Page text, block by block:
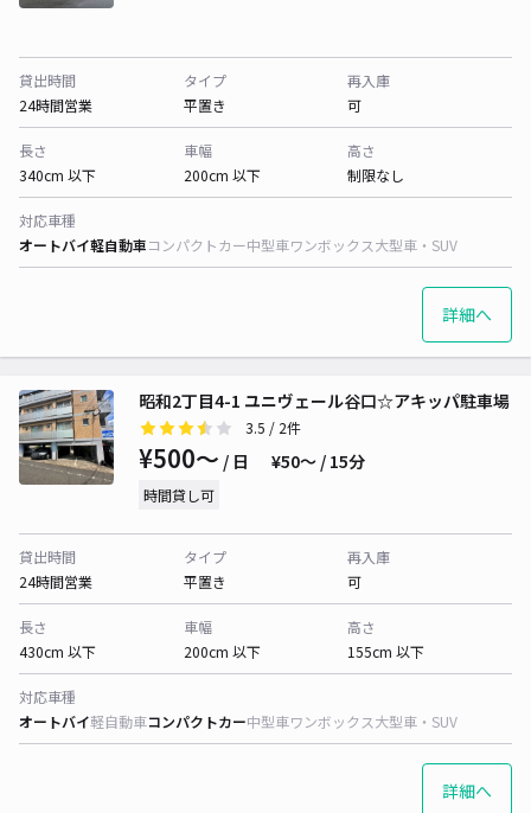
貸出時間
24時間営業
タイプ
平置き
再入庫
可
長さ
340cm 以下
車幅
200cm 以下
高さ
制限なし
対応車種
オートバイ軽自動車コンパクトカー中型車ワンボックス大型車・SUV
詳細へ
昭和2丁目4-1 ユニヴェール谷口☆アキッパ駐車場
3.5 / 2件
¥500〜 / 日 ¥50〜 / 15分
時間貸し可
貸出時間
24時間営業
タイプ
平置き
再入庫
可
長さ
430cm 以下
車幅
200cm 以下
高さ
155cm 以下
対応車種
オートバイ軽自動車コンパクトカー中型車ワンボックス大型車・SUV
詳細へ